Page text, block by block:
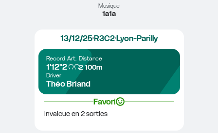
Musique
1a1a
13/12/25R3C2Lyon-Parilly
Record
1'12"2
Art. Distance
2 100m
Driver
Théo Briand
Favori
Invaicue en 2 sorties